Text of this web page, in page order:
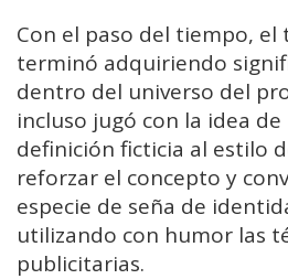
Con el paso del tiempo, el
terminó adquiriendo
dentro del universo del
incluso jugó con la idea
definición ficticia al estilo
reforzar el concepto y
especie de seña de
utilizando con humor las
publicitarias.